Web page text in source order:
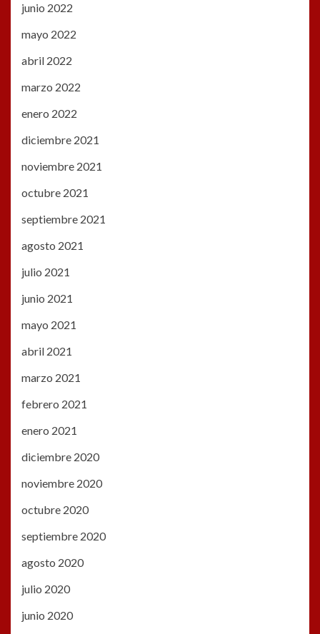
junio 2022
mayo 2022
abril 2022
marzo 2022
enero 2022
diciembre 2021
noviembre 2021
octubre 2021
septiembre 2021
agosto 2021
julio 2021
junio 2021
mayo 2021
abril 2021
marzo 2021
febrero 2021
enero 2021
diciembre 2020
noviembre 2020
octubre 2020
septiembre 2020
agosto 2020
julio 2020
junio 2020